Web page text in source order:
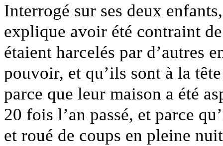
Interrogé sur ses deux
explique avoir été contraint
étaient harcelés par d’autres
pouvoir, et qu’ils sont à la
parce que leur maison a été
20 fois l’an passé, et parce
et roué de coups en pleine